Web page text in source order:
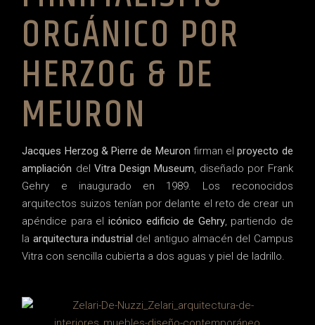
ORGÁNICO POR
HERZOG & DE
MEURON
Jacques Herzog & Pierre de Meuron firman elproyecto de
ampliación del Vitra Design Museum, diseñado por Frank
Gehry e inaugurado en 1989. Los reconocidos
arquitectos suizos tenían por delante el reto de crear un
apéndice para el icónico edificio de Gehry, partiendo de
la arquitectura industrial del antiguo almacén del Campus
Vitra con sencilla cubierta a dos aguas y piel de ladrillo.